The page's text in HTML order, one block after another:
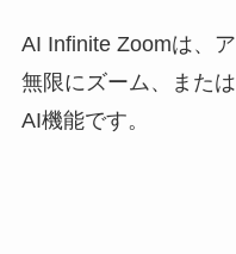
AI Infinite Zoomは、
無限にズーム、また
AI機能です。